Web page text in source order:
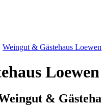
Weingut & Gästehaus Loewen
Loewen
&